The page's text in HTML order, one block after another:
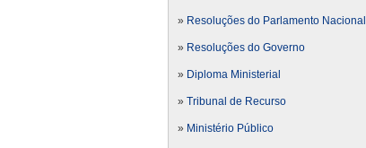
» Resoluções do Parlamento Nacional
» Resoluções do Governo
» Diploma Ministerial
» Tribunal de Recurso
» Ministério Público